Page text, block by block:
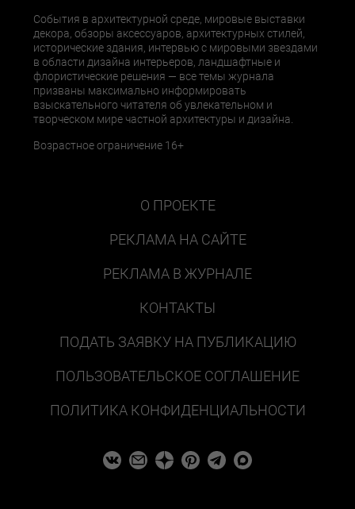
События в архитектурной среде, мировые выставки
декора, обзоры аксессуаров, архитектурных стилей,
исторические здания, интервью с мировыми звездами
в области дизайна интерьеров, ландшафтные и
флористические решения — все темы журнала
призваны максимально информировать
взыскательного читателя об увлекательном и
творческом мире частной архитектуры и дизайна.
Возрастное ограничение 16+
О ПРОЕКТЕ
РЕКЛАМА НА САЙТЕ
РЕКЛАМА В ЖУРНАЛЕ
КОНТАКТЫ
ПОДАТЬ ЗАЯВКУ НА ПУБЛИКАЦИЮ
ПОЛЬЗОВАТЕЛЬСКОЕ СОГЛАШЕНИЕ
ПОЛИТИКА КОНФИДЕНЦИАЛЬНОСТИ